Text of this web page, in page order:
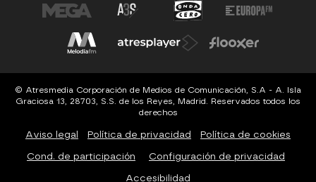
© Atresmedia Corporación de Medios de Comunicación, S.A - A. Isla
Graciosa 13, 28703, S.S. de los Reyes, Madrid. Reservados todos los
derechos
Aviso legal Política de privacidad Política de cookies
Cond. de participación Configuración de privacidad
Accesibilidad